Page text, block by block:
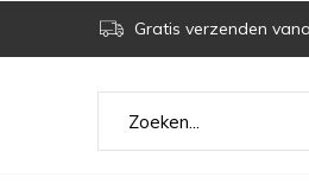
Gratis verzenden